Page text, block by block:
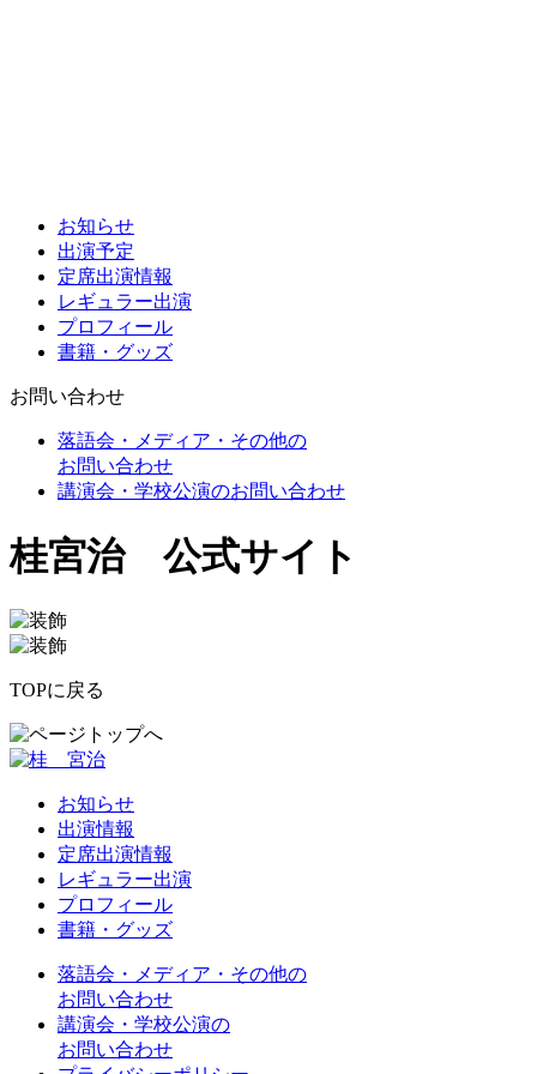
お知らせ
出演予定
定席出演情報
レギュラー出演
プロフィール
書籍・グッズ
お問い合わせ
落語会・メディア・その他の
お問い合わせ
講演会・学校公演のお問い合わせ
桂宮治 公式サイト
TOPに戻る
お知らせ
出演情報
定席出演情報
レギュラー出演
プロフィール
書籍・グッズ
落語会・メディア・その他の
お問い合わせ
講演会・学校公演の
お問い合わせ